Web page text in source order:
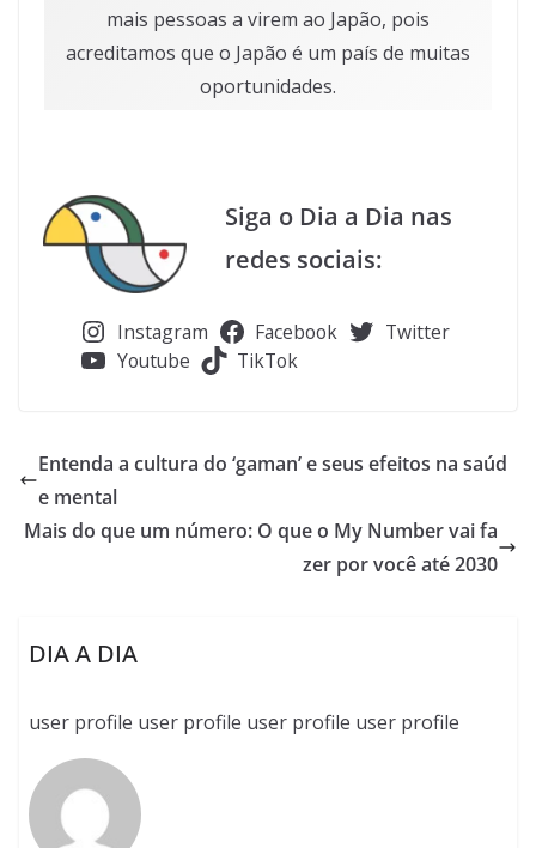
mais pessoas a virem ao Japão, pois
acreditamos que o Japão é um país de muitas
oportunidades.
Siga o Dia a Dia nas
redes sociais:
Instagram Facebook
Twitter
Youtube
TikTok
Entenda a cultura do ‘gaman’ e seus efeitos na saúd
e mental
Mais do que um número: O que o My Number vai fa
zer por você até 2030
DIA A DIA
user profile user profile user profile user profile